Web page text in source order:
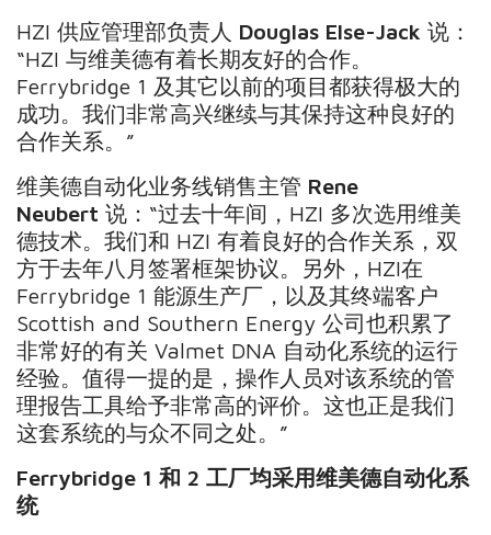
HZI 供应管理部负责人 Douglas Else-Jack说：
“HZI 与维美德有着长期友好的合作。
Ferrybridge 1 及其它以前的项目都获得极大的
成功。我们非常高兴继续与其保持这种良好的
合作关系。”
维美德自动化业务线销售主管 Rene
Neubert说：“过去十年间，HZI 多次选用维美
德技术。我们和 HZI 有着良好的合作关系，双
方于去年八月签署框架协议。另外，HZI在
Ferrybridge 1 能源生产厂，以及其终端客户
Scottish and Southern Energy 公司也积累了
非常好的有关 Valmet DNA 自动化系统的运行
经验。值得一提的是，操作人员对该系统的管
理报告工具给予非常高的评价。这也正是我们
这套系统的与众不同之处。”
Ferrybridge 1和 2 工厂均采用维美德自动化系
统